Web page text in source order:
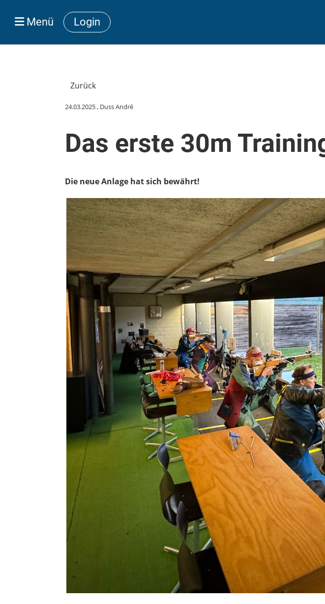
Login
Menü
Zurück
24.03.2025, Duss André
Das erste 30m
Die neue Anlage hat sich bewährt!